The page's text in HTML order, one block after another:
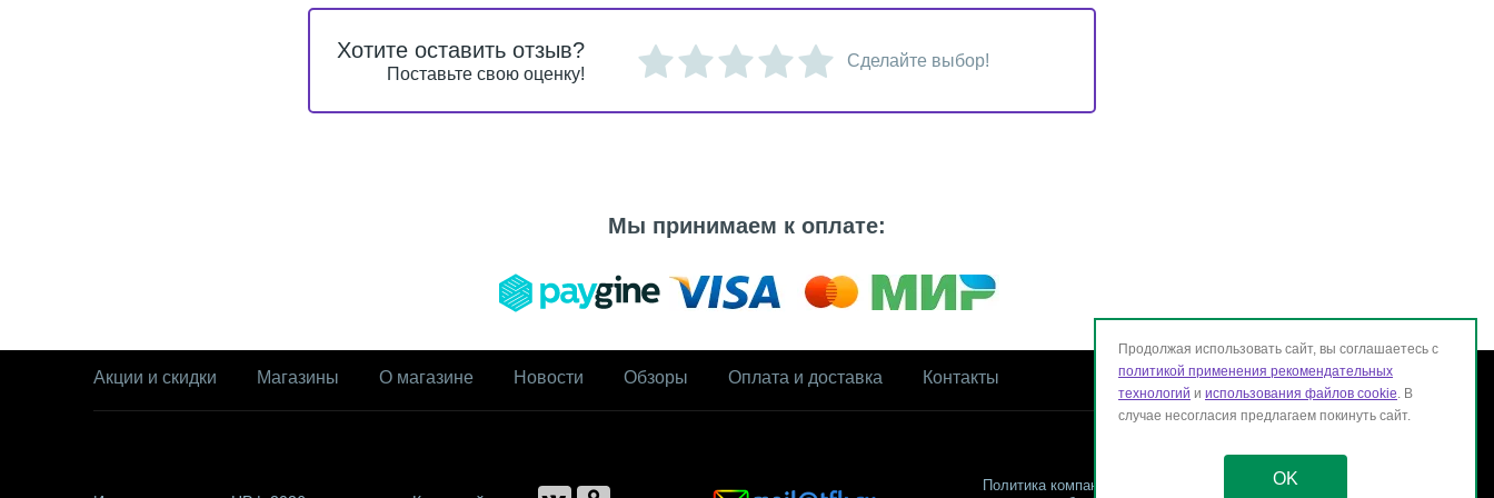
Хотите оставить отзыв?
Поставьте свою оценку!
Сделайте выбор!
Мы принимаем к оплате:
Акции и скидки Магазины О магазине Новости Обзоры Оплата и доставка Контакты
Политика компании в
Продолжая использовать сайт, вы соглашаетесь с
политикой применения рекомендательных
технологий и использования файлов cookie. В
случае несогласия предлагаем покинуть сайт.
OK